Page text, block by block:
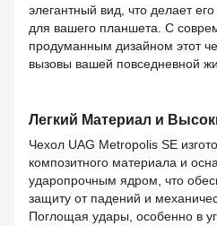
элегантный вид, что делает
для вашего планшета. С
продуманным дизайном этот
вызовы вашей повседневной
Легкий Материал и
Чехол UAG Metropolis SE
композитного материала и
ударопрочным ядром, что
защиту от падений и
Поглощая удары, особенно в